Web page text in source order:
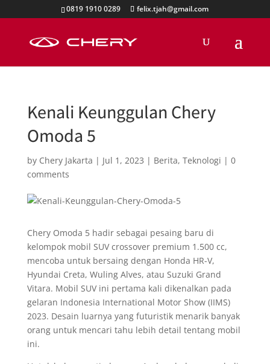
0819 1910 0289 felix.tjah@gmail.com
Kenali Keunggulan Chery
Omoda 5
by Chery Jakarta | Jul 1, 2023 | Berita, Teknologi | 0
comments
Chery Omoda 5 hadir sebagai pesaing baru di
kelompok mobil SUV crossover premium 1.500 cc,
mencoba untuk bersaing dengan Honda HR-V,
Hyundai Creta, Wuling Alves, atau Suzuki Grand
Vitara. Mobil SUV ini pertama kali dikenalkan pada
gelaran Indonesia International Motor Show (IIMS)
2023. Desain luarnya yang futuristik menarik banyak
orang untuk mencari tahu lebih detail tentang mobil
ini.